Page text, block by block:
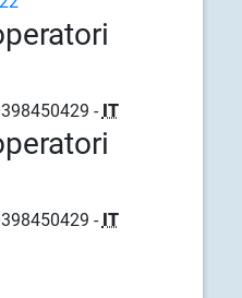
- IT
- IT